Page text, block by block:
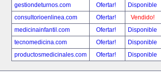
gestiondeturnos.com
Ofertar!
Disponible
consultorioenlinea.com
Ofertar!
Vendido!
medicinainfantil.com
Ofertar!
Disponible
tecnomedicina.com
Ofertar!
Disponible
productosmedicinales.com
Ofertar! Disponible